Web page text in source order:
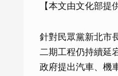
【本文由文化部提
針對民眾黨新北市
二期工程仍持續延
政府提出汽車、機